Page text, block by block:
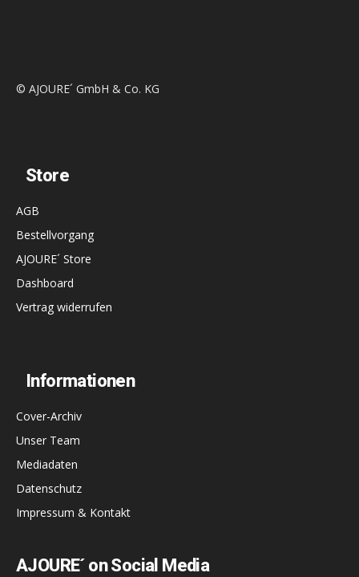
© AJOURE´ GmbH & Co. KG
Store
AGB
Bestellvorgang
AJOURE´ Store
Dashboard
Vertrag widerrufen
Informationen
Cover-Archiv
Unser Team
Mediadaten
Datenschutz
Impressum & Kontakt
AJOURE´ on Social Media